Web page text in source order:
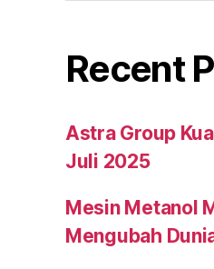
Recent
Astra Group
Juli 2025
Mesin Metanol
Mengubah